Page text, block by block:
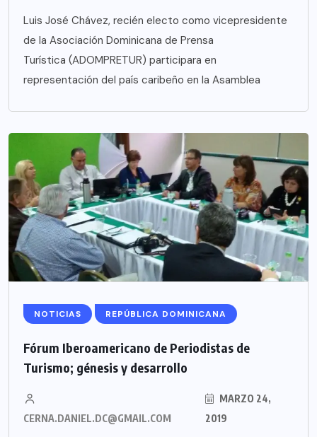
Luis José Chávez, recién electo como vicepresidente
de la Asociación Dominicana de Prensa
Turística (ADOMPRETUR) participara en
representación del país caribeño en la Asamblea
NOTICIAS REPÚBLICA DOMINICANA
Fórum Iberoamericano de Periodistas de
Turismo; génesis y desarrollo
CERNA.DANIEL.DC@GMAIL.COM
MARZO 24,
2019